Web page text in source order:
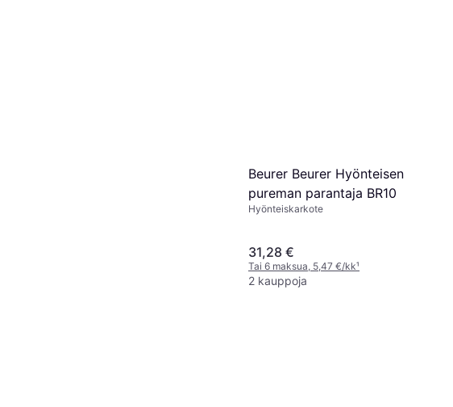
Beurer Beurer Hyönteisen
pureman parantaja BR10
Hyönteiskarkote
31,28 €
Tai 6 maksua, 5,47 €/kk¹
2 kauppoja